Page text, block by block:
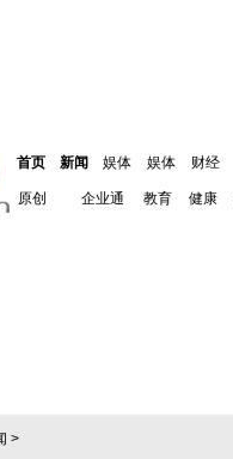
首页 新闻 娱体 娱体 财经
原创 企业通 教育 健康
>